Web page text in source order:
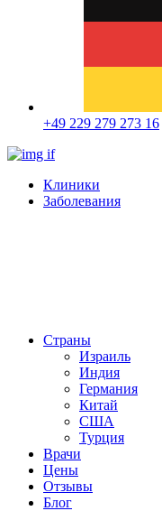
+49 229 279 273 16
Клиники
Заболевания
Страны
Израиль
Индия
Германия
Китай
США
Турция
Врачи
Цены
Отзывы
Блог